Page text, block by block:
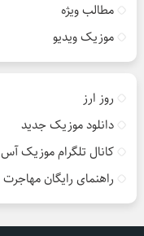
مطالب ویژه
موزیک ویدیو
روز ارز
دانلود موزیک جدید
کانال تلگرام موزیک آس
راهنمای رایگان مهاجرت